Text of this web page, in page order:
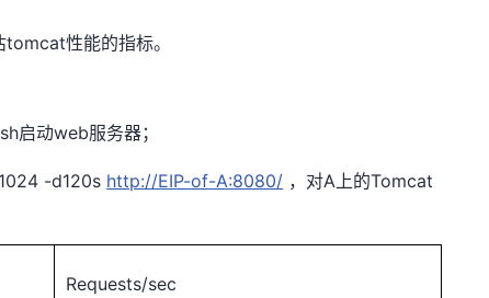
性能的指标。
启动web服务器；
-d120s http://EIP-of-A:8080/ ，对A上的Tomcat
Requests/sec